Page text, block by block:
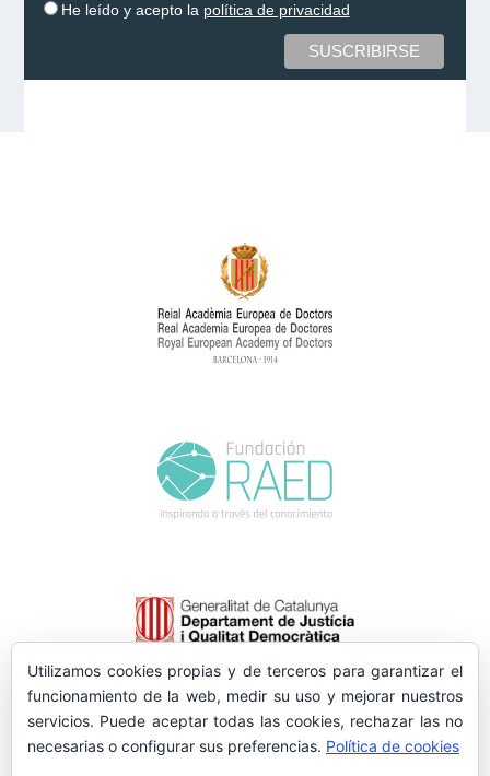
He leído y acepto la política de privacidad
Utilizamos cookies propias y de terceros para garantizar el
funcionamiento de la web, medir su uso y mejorar nuestros
servicios. Puede aceptar todas las cookies, rechazar las no
necesarias o configurar sus preferencias. Política de cookies